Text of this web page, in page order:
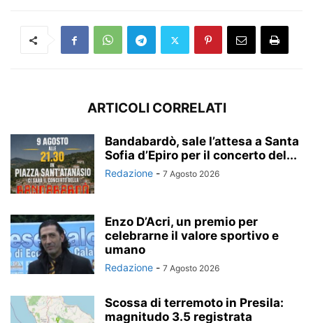
ARTICOLI CORRELATI
Bandabardò, sale l’attesa a Santa
Sofia d’Epiro per il concerto del...
Redazione - 7 Agosto 2026
Enzo D’Acri, un premio per
celebrarne il valore sportivo e
umano
Redazione - 7 Agosto 2026
Scossa di terremoto in Presila:
magnitudo 3.5 registrata